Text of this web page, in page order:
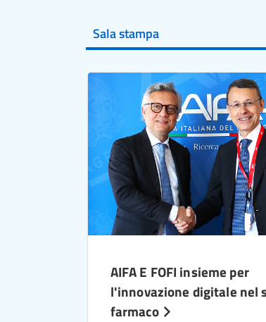
Sala stampa
AIFA E FOFI insieme per
l'innovazione digitale nel
farmaco